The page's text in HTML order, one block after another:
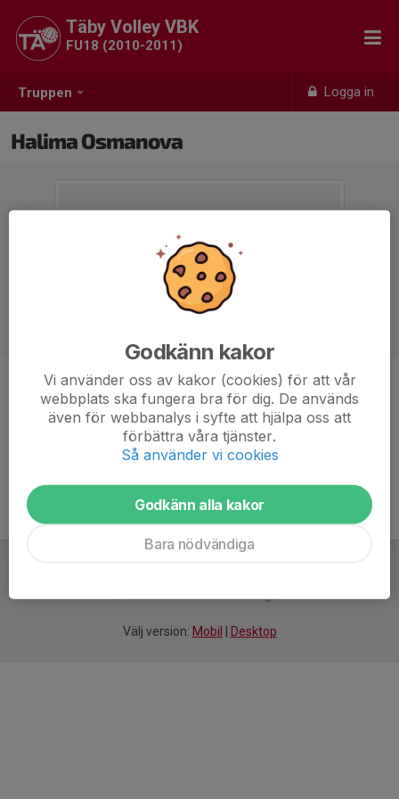
Truppen Logga in
Täby Volley VBK
FU18 (2010-2011)
Halima Osmanova
Position
-
16 år
Försmartaidrottsföreningar
Välj version: Mobil Desktop
Godkänn kakor
Vi använder oss av kakor (cookies) för att vår
webbplats ska fungera bra för dig. De används
även för webbanalys i syfte att hjälpa oss att
förbättra våra tjänster.
Så använder vi cookies
Godkänn alla kakor
Bara nödvändiga